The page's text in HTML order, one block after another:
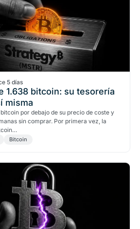
5 días
1.638 bitcoin: su tesorería
misma
por debajo de su precio de coste y
sin comprar. Por primera vez, la
Bitcoin